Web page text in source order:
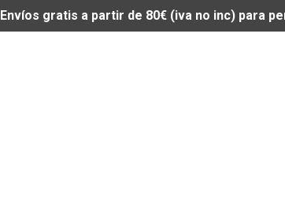
Envíos gratis a partir de 80€ (iva no inc) para